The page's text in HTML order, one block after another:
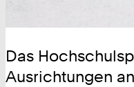
Das
Ausrichtungen